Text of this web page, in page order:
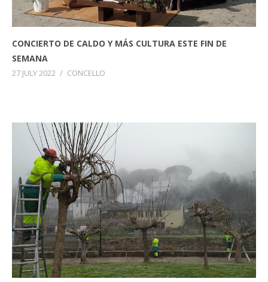
CONCIERTO DE CALDO Y MÁS CULTURA ESTE FIN DE
SEMANA
27 JULY 2022 / CONCELLO